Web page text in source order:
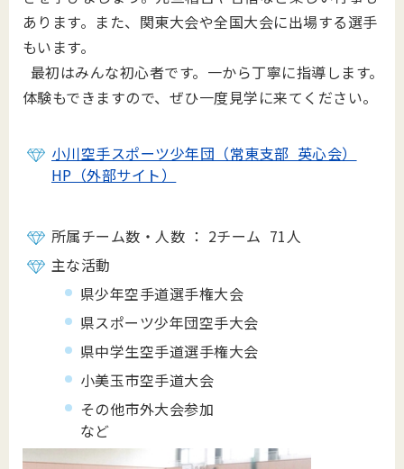
あります。また、関東大会や全国大会に出場する選手
もいます。
最初はみんな初心者です。一から丁寧に指導します。
体験もできますので、ぜひ一度見学に来てください。
小川空手スポーツ少年団（常東支部 英心会）
HP（外部サイト）
所属チーム数・人数 ： 2チーム 71人
主な活動
県少年空手道選手権大会
県スポーツ少年団空手大会
県中学生空手道選手権大会
小美玉市空手道大会
その他市外大会参加
など